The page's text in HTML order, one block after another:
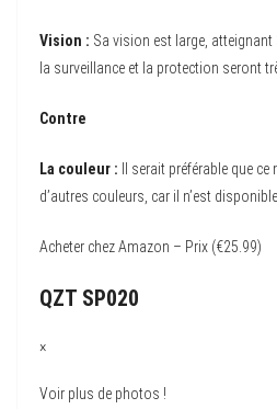
Vision : Sa vision est large, atteignant
la surveillance et la protection seront
Contre
La couleur :
Il serait préférable que
d’autres couleurs, car il n’est
Acheter chez Amazon – Prix (€25.99)
QZT SP020
×
Voir plus de photos !